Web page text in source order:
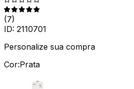
(7)
ID: 2110701
Personalize sua compra
Cor:Prata